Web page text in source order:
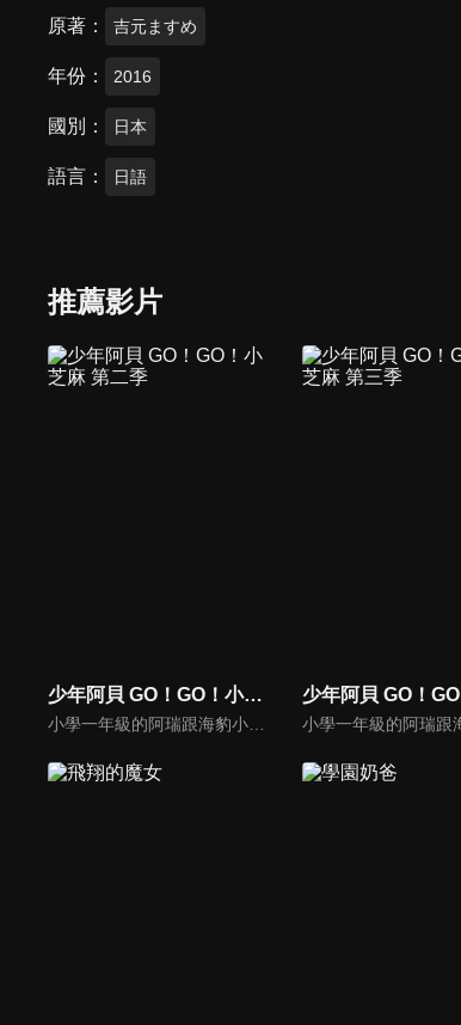
原著 吉元ますめ
年份 2016
國別 日本
語言 日語
推薦影片
少年阿貝 GO！GO！小芝麻 第二季